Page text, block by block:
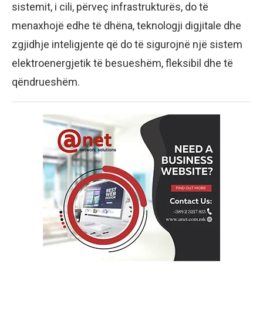
sistemit, i cili, përveç infrastrukturës, do të
menaxhojë edhe të dhëna, teknologji digjitale dhe
zgjidhje inteligjente që do të sigurojnë një sistem
elektroenergjetik të besueshëm, fleksibil dhe të
qëndrueshëm.